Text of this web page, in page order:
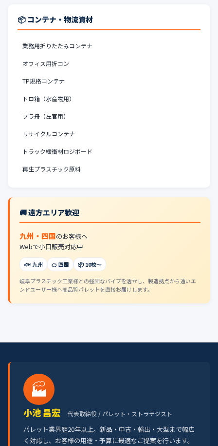
📦 コンテナ・物流資材
業務用折りたたみコンテナ
オフィス用折コン
TP規格コンテナ
トロ箱（水産物用）
プラ舟（左官用）
リサイクルコンテナ
トラック緩衝材ロジボード
再生プラスチック原料
🚚 遠方エリア歓迎
九州・四国のお客様へ
Webで小口販売対応中
🐟 九州 🍊 四国 📦 10枚〜
岐阜プラスチック工業様との強固なパイプを活かし、製造拠点から遠いエ
ンドユーザー様へ高品質パレットを直接お届けします。
🏭
小池 昌宏 代表取締役 / パレット・ストラテジスト
パレット業界歴20年以上。新品・中古・輸出・大型まで幅広
く対応し、お客様の用途・予算に最適なご提案を行います。